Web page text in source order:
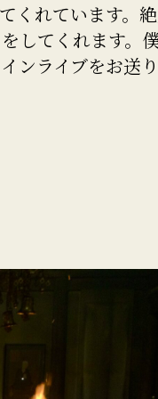
くれています。
してくれます。
ンライブをお送